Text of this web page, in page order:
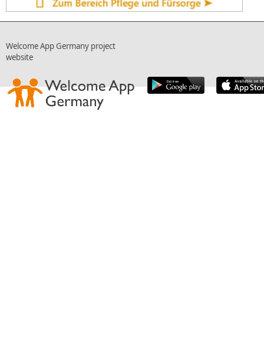
Welcome App Germany project
website